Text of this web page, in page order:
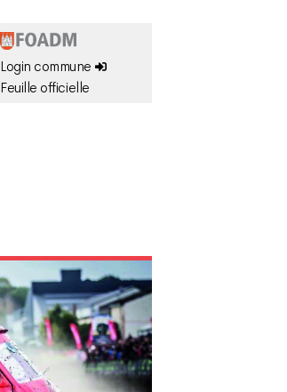
Login commune
Feuille officielle